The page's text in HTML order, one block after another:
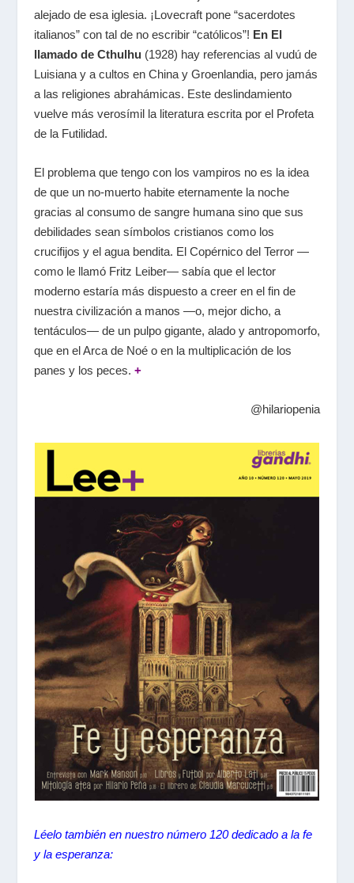
alejado de esa iglesia. ¡Lovecraft pone “sacerdotes
italianos” con tal de no escribir “católicos”! En El
llamado de Cthulhu (1928) hay referencias al vudú de
Luisiana y a cultos en China y Groenlandia, pero jamás
a las religiones abrahámicas. Este deslindamiento
vuelve más verosímil la literatura escrita por el Profeta
de la Futilidad.
El problema que tengo con los vampiros no es la idea
de que un no-muerto habite eternamente la noche
gracias al consumo de sangre humana sino que sus
debilidades sean símbolos cristianos como los
crucifijos y el agua bendita. El Copérnico del Terror —
como le llamó Fritz Leiber— sabía que el lector
moderno estaría más dispuesto a creer en el fin de
nuestra civilización a manos —o, mejor dicho, a
tentáculos— de un pulpo gigante, alado y antropomorfo,
que en el Arca de Noé o en la multiplicación de los
panes y los peces. +
@hilariopenia
Léelo también en nuestro número 120 dedicado a la fe
y la esperanza: